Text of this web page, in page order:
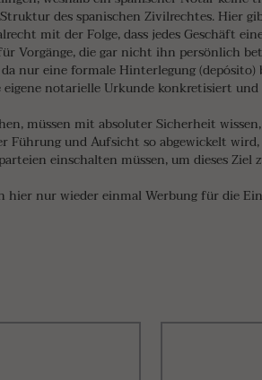
des spanischen Zivilrechtes. Hier
mit der Folge, dass jedes Geschäft
Vorgänge, die gar nicht ihn persönlich
nur eine formale Hinterlegung
notarielle Urkunde konkretisiert
müssen mit absoluter Sicherheit
und Aufsicht so abgewickelt wird,
einschalten müssen, um dieses Ziel
nur wieder einmal Werbung für die